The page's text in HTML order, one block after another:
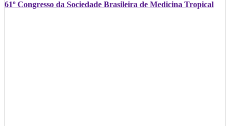
61º Congresso da Sociedade Brasileira de Medicina Tropical